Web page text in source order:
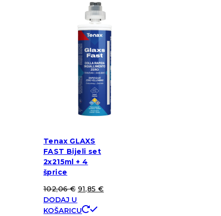
Tenax GLAXS
FAST Bijeli set
2x215ml + 4
šprice
102,06€ 91,85€
DODAJ U
KOŠARICU